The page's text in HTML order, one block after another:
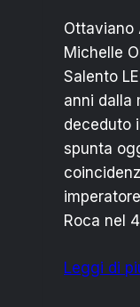
Ottaviano
Michelle
Salento
anni dalla
deceduto
spunta
Roca nel
Leggi di